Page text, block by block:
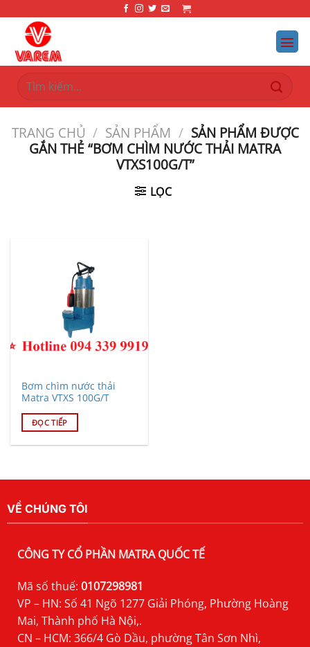
dung
Tìm
kiếm:
TRANG CHỦ / SẢN PHẨM / SẢN PHẨM ĐƯỢC
GẮN THẺ “BƠM CHÌM NƯỚC THẢI MATRA
VTXS100G/T”
LỌC
Bơm chìm nước thải
Matra VTXS 100G/T
ĐỌC TIẾP
VỀ CHÚNG TÔI
CÔNG TY CỔ PHẦN MATRA QUỐC TẾ
Mã số thuế: 0107298981
VP – HN: Số 41 Ngõ 1277 Giải Phóng, Phường Hoàng
Mai, Thành phố Hà Nội,.
CN – HCM: 366/4 Gò Dầu, phường Tân Sơn Nhì,